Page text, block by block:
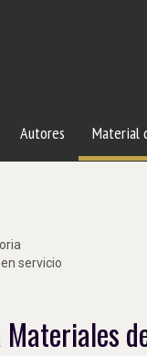
Autores Material
servicio